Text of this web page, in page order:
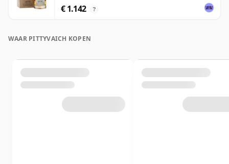
€ 1.142 ?
WAAR PITTYVAICH KOPEN